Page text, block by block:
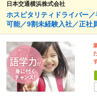
日本交通横浜株式会社
ホスピタリティドライバー
可能／9割未経験入社／正社